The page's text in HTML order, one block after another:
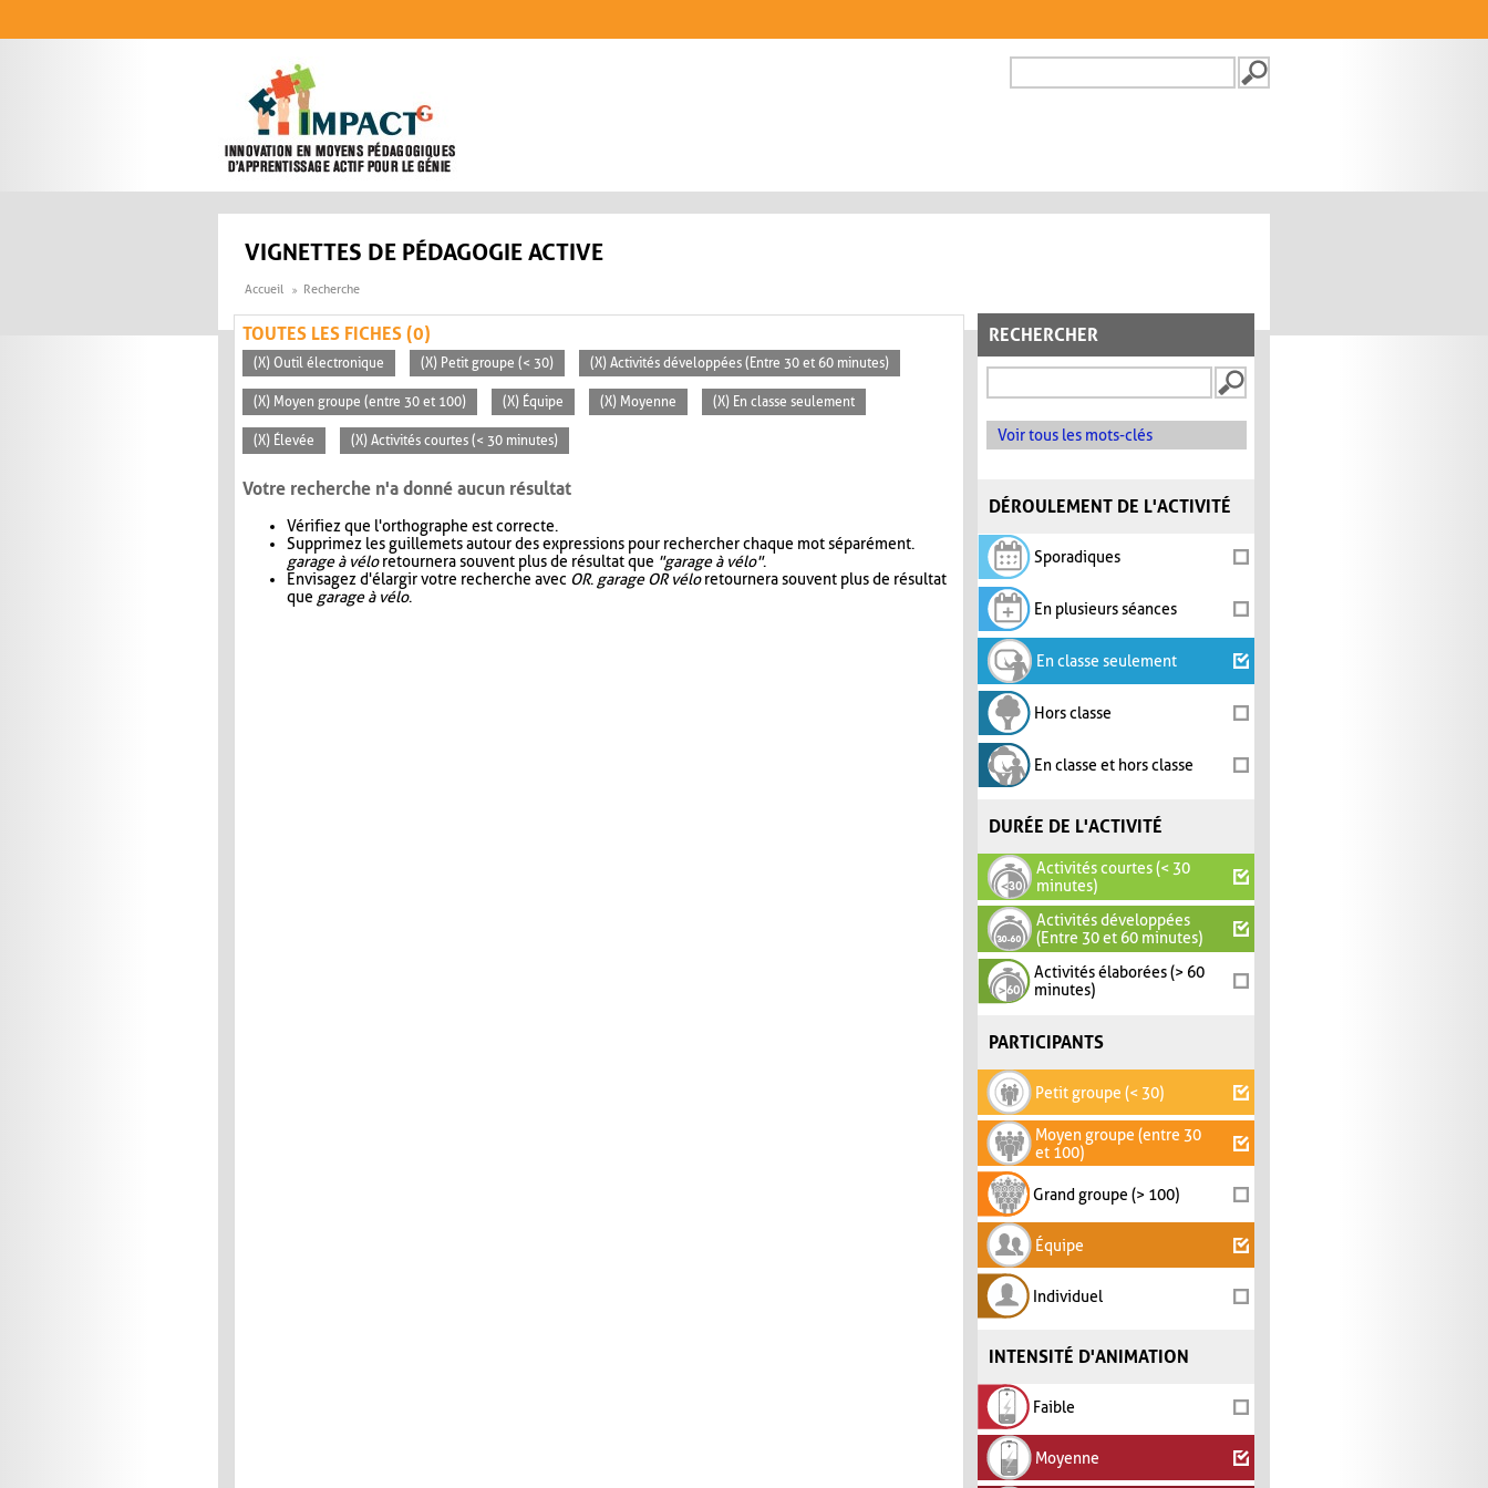
FORMULAIRE DE
VIGNETTES DE PÉDAGOGIE ACTIVE
Accueil Recherche
RECHERCHER
Voir tous les mots-clés
DÉROULEMENT DE L'ACTIVITÉ
Sporadiques
En plusieurs séances
En classe seulement
Hors classe
En classe et hors classe
DURÉE DE L'ACTIVITÉ
Activités courtes (< 30
minutes)
Activités développées
(Entre 30 et 60 minutes)
Activités élaborées (> 60
minutes)
PARTICIPANTS
Petit groupe (< 30)
Moyen groupe (entre 30
et 100)
Grand groupe (> 100)
Équipe
Individuel
INTENSITÉ D'ANIMATION
Faible
Moyenne
TOUTES LES FICHES (0)
(X) Outil électronique (X) Petit groupe (< 30) (X) Activités développées (Entre 30 et 60 minutes)
(X) Moyen groupe (entre 30 et 100) (X) Équipe (X) Moyenne (X) En classe seulement
(X) Élevée (X) Activités courtes (< 30 minutes)
Votre recherche n'a donné aucun résultat
Vérifiez que l'orthographe est correcte.
Supprimez les guillemets autour des expressions pour rechercher chaque mot séparément.
garage à véloretournera souvent plus de résultat que "garage à vélo".
Envisagez d'élargir votre recherche avec OR. garage OR véloretournera souvent plus de résultat
que garage à vélo.